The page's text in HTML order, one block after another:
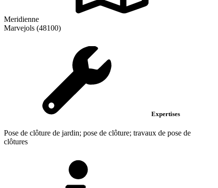
Meridienne
Marvejols (48100)
Expertises
Pose de clôture de jardin; pose de clôture; travaux de pose de
clôtures